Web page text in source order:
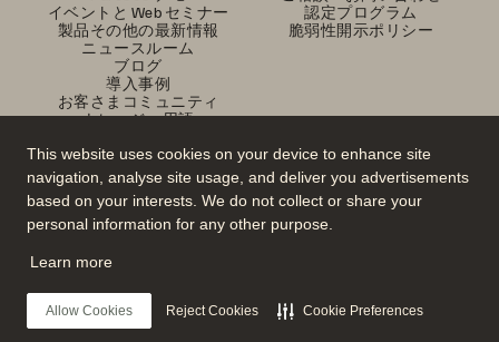
This website uses cookies on your device to enhance site
navigation, analyse site usage, and deliver you advertisements
based on your interests. We do not collect or share your
personal information for any other purpose.
Learn more
Allow Cookies Reject Cookies Cookie Preferences
イベントと Web セミナー
製品その他の最新情報
ニュースルーム
ブログ
導入事例
お客さまコミュニティ
ナレッジ・用語
認定プログラム
脆弱性開示ポリシー
公式 SNS
是非フォローをお願いします！
© 2026 Everpure, Inc. 無断転用は禁止されています。
プライバシー・ポリシーWeb サイト利用規約 法務関連 トラスト・センター